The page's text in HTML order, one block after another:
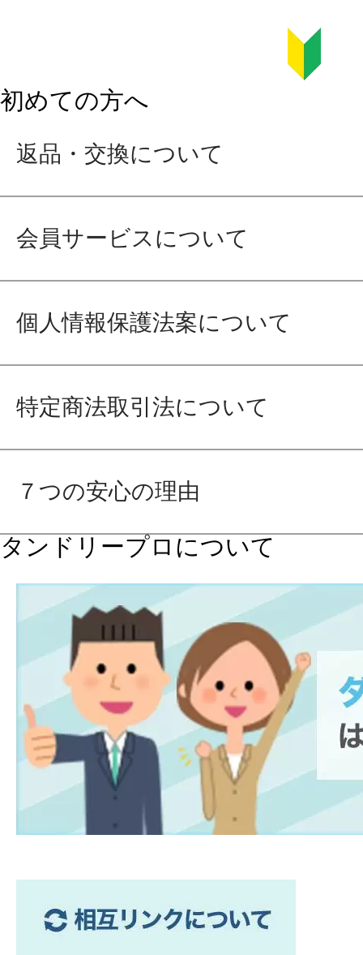
初めての方へ
返品・交換について
会員サービスについて
個人情報保護法案について
特定商法取引法について
７つの安心の理由
タンドリープロについて